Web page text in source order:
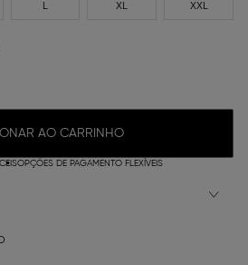
L XL XXL
AO CARRINHO
OPÇÕES DE PAGAMENTO FLEXÍVEIS